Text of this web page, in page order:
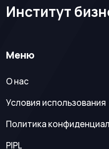
Институт
Меню
О нас
Условия использования
Политика
PIPL